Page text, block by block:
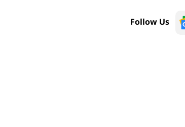
Follow Us